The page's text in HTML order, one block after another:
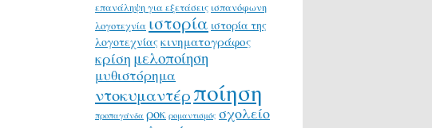
επανάληψη για εξετάσεις ισπανόφωνη
λογοτεχνία ιστορία ιστορία της
λογοτεχνίαςκινηματογράφος
κρίση μελοποίηση
μυθιστόρημα
ντοκυμαντέρποίηση
προπαγάνδα ροκ ρομαντισμός σχολείο